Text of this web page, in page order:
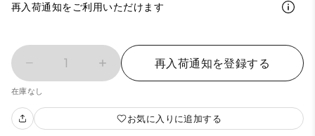
再入荷通知をご利用いただけます
1 再入荷通知を登録する
在庫なし
お気に入りに追加する